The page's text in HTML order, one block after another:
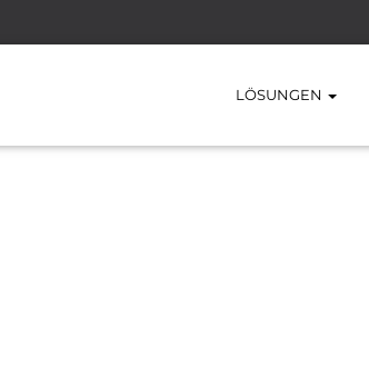
LÖSUNGEN